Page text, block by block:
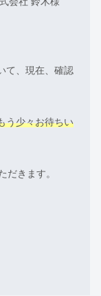
て、現在、確認
う少々お待ちい
だきます。